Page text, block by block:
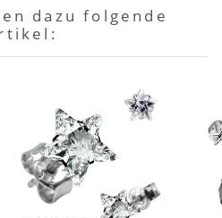
dazu folgende